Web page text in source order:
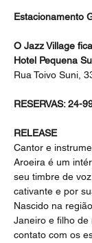
Estacionamento
O Jazz Village
Hotel Pequena
Rua Toivo Suni,
RESERVAS: 24-
RELEASE
Cantor e
Aroeira é um
seu timbre de
cativante e por
Nascido na
Janeiro e filho de
contato com os